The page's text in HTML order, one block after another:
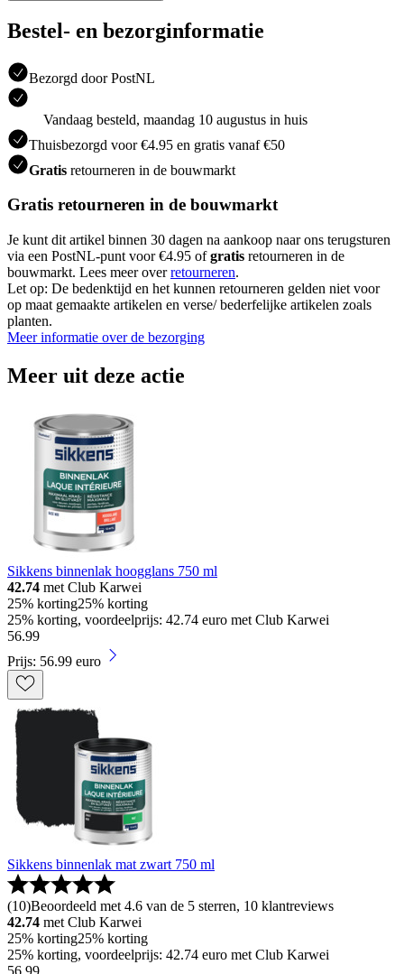
Bestel- en bezorginformatie
Bezorgd door PostNL
Vandaag besteld, maandag 10 augustus in huis
Thuisbezorgd voor €4.95 en gratis vanaf €50
Gratis retourneren in de bouwmarkt
Gratis retourneren in de bouwmarkt
Je kunt dit artikel binnen 30 dagen na aankoop naar ons terugsturen
via een PostNL-punt voor €4.95 ofgratis retourneren in de
bouwmarkt. Lees meer overretourneren.
Let op: De bedenktijd en het kunnen retourneren gelden niet voor
op maat gemaakte artikelen en verse/ bederfelijke artikelen zoals
planten.
Meer informatie over de bezorging
Meer uit deze actie
Sikkens binnenlak hoogglans 750 ml
42.74 met Club Karwei
25% korting25% korting
25% korting, voordeelprijs: 42.74 euro met Club Karwei
56.99
Prijs: 56.99 euro
Sikkens binnenlak mat zwart 750 ml
(10)Beoordeeld met 4.6 van de 5 sterren, 10 klantreviews
42.74 met Club Karwei
25% korting25% korting
25% korting, voordeelprijs: 42.74 euro met Club Karwei
56 99